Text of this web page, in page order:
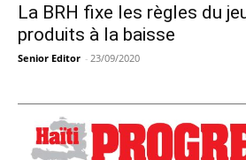
La BRH fixe les règles du
produits à la baisse
Senior Editor - 23/09/2020